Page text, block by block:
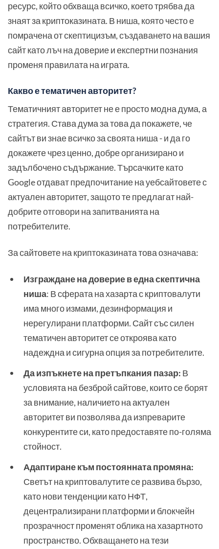
ресурс, който обхваща всичко, което трябва да
знаят за криптоказината. В ниша, която често е
помрачена от скептицизъм, създаването на вашия
сайт като лъч на доверие и експертни познания
променя правилата на играта.
Какво е тематичен авторитет?
Тематичният авторитет не е просто модна дума, а
стратегия. Става дума за това да покажете, че
сайтът ви знае всичко за своята ниша - и да го
докажете чрез ценно, добре организирано и
задълбочено съдържание. Търсачките като
Google отдават предпочитание на уебсайтовете с
актуален авторитет, защото те предлагат най-
добрите отговори на запитванията на
потребителите.
За сайтовете на криптоказината това означава:
Изграждане на доверие в една скептична
ниша: В сферата на хазарта с криптовалути
има много измами, дезинформация и
нерегулирани платформи. Сайт със силен
тематичен авторитет се откроява като
надеждна и сигурна опция за потребителите.
Да изпъкнете на претъпкания пазар: В
условията на безброй сайтове, които се борят
за внимание, наличието на актуален
авторитет ви позволява да изпреварите
конкурентите си, като предоставяте по-голяма
стойност.
Адаптиране към постоянната промяна:
Светът на криптовалутите се развива бързо,
като нови тенденции като НФТ,
децентрализирани платформи и блокчейн
прозрачност променят облика на хазартното
пространство. Обхващането на тези